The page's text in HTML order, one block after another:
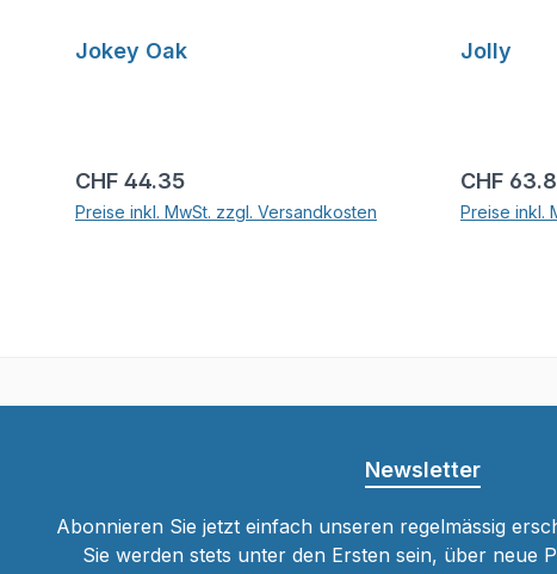
Jokey Oak
Regulärer Preis:
CHF 44.35
Preise inkl. MwSt. zzgl. Versandkosten
Jolly
Regulärer
CHF
Preise inkl.
Newsletter
Abonnieren Sie jetzt einfach unseren regelmässig
Sie werden stets unter den Ersten sein, über neue